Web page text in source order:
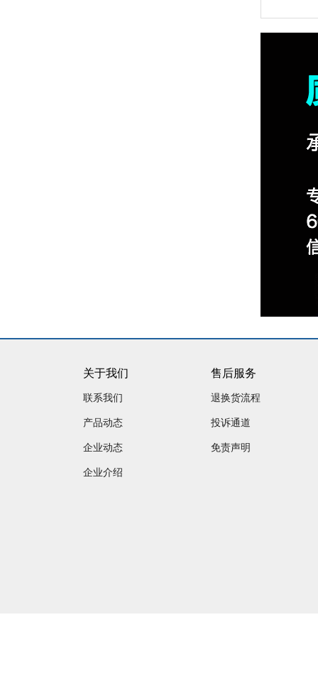
关于我们
联系我们
产品动态
企业动态
企业介绍
售后服务
退换货流程
投诉通道
免责声明